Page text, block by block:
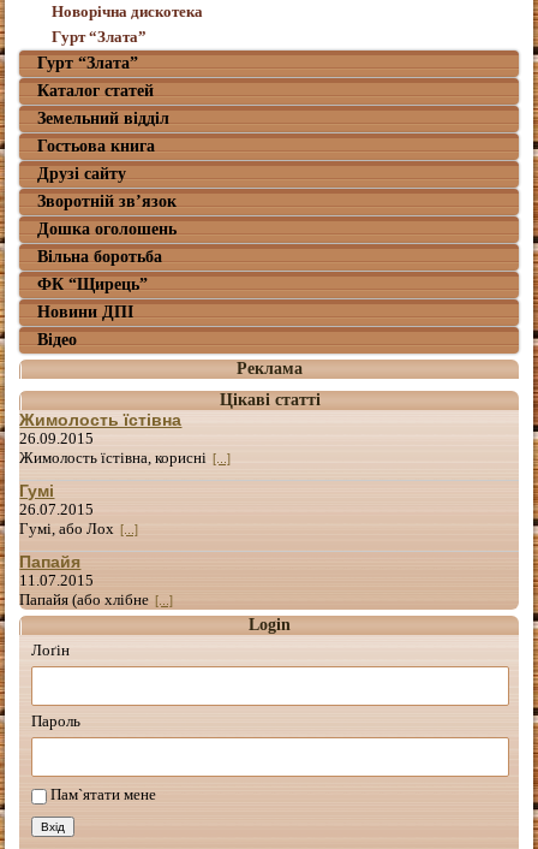
Новорічна дискотека
Гурт “Злата”
Гурт “Злата”
Каталог статей
Земельний відділ
Гостьова книга
Друзі сайту
Зворотній зв’язок
Дошка оголошень
Вільна боротьба
ФК “Щирець”
Новини ДПІ
Відео
Реклама
Цікаві статті
Жимолость їстівна
26.09.2015
Жимолость їстівна, корисні [...]
Гумі
26.07.2015
Гумі, або Лох [...]
Папайя
11.07.2015
Папайя (або хлібне [...]
Login
Лоґін
Пароль
Пам`ятати мене